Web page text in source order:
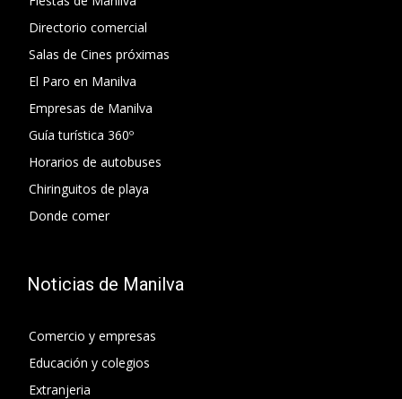
Directorio comercial
Salas de Cines próximas
El Paro en Manilva
Empresas de Manilva
Guía turística 360º
Horarios de autobuses
Chiringuitos de playa
Donde comer
Noticias de Manilva
Comercio y empresas
Educación y colegios
Extranjeria